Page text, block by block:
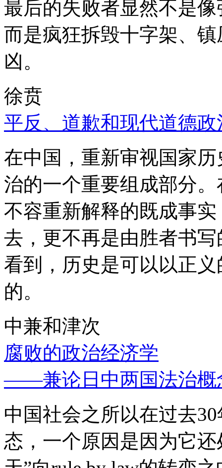
最后的失败者显然不是
而是疯狂拆毁十字架、
凶。
徐贲
平反、道歉和现代道德政
在中国，重新审视国家
治的一个重要组成部分
不容重新解释的既成事
去，更不再是由胜者书
看到，历史是可以以正
的。
中兼和津次
腐败的政治经济学
——兼论日中两国法治概
中国社会之所以在过去
态，一个原因是因为它